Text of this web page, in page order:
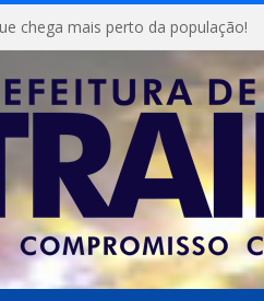
chega mais perto da população!